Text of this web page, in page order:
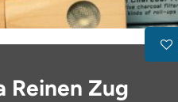
Reinen Zug